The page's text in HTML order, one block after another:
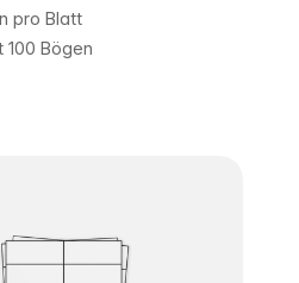
pro Blatt
100 Bögen